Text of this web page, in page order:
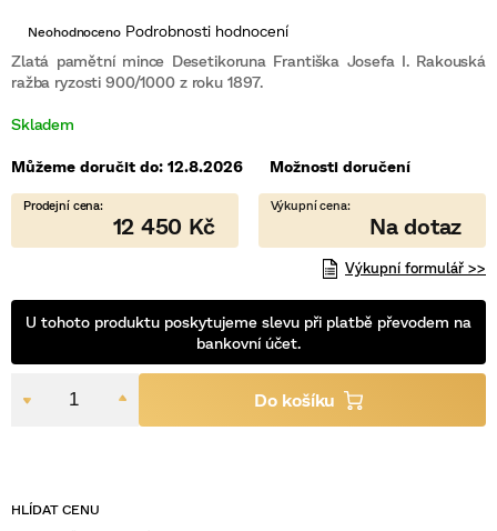
Skladem
Zlatá pamětní mince Desetikoruna Františka Josefa I. Rakouská
ražba ryzosti 900/1000 z roku 1897.
Průměrné
produktu
je
0,0
5
Neohodnoceno Podrobnosti hodnocení
12 450 Kč
Výkupní formulář >>
U tohoto produktu poskytujeme slevu při platbě převodem na
bankovní účet.
Můžeme doručit do: 12.8.2026 Možnosti doručení